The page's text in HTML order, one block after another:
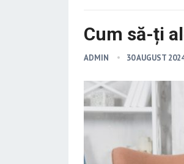
Cum să-ți
ADMIN 30 AUGUST